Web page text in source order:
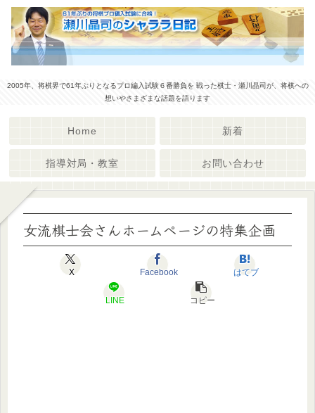
2005年、将棋界で61年ぶりとなるプロ編入試験６番勝負を 戦った棋士・瀬川晶司が、将棋への
想いやさまざまな話題を語ります
Home 新着
指導対局・教室 お問い合わせ
女流棋士会さんホームページの特集企画
X Facebook はてブ
LINE コピー